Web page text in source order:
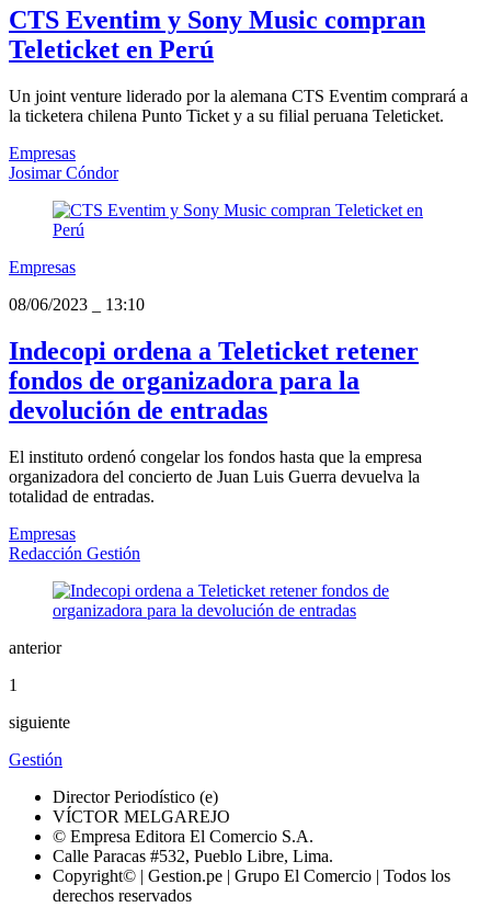
CTS Eventim y Sony Music compran
Teleticket en Perú
Un joint venture liderado por la alemana CTS Eventim comprará a
la ticketera chilena Punto Ticket y a su filial peruana Teleticket.
Empresas
Josimar Cóndor
Empresas
08/06/2023
13:10
Indecopi ordena a Teleticket retener
fondos de organizadora para la
devolución de entradas
El instituto ordenó congelar los fondos hasta que la empresa
organizadora del concierto de Juan Luis Guerra devuelva la
totalidad de entradas.
Empresas
Redacción Gestión
anterior
1
siguiente
Gestión
Director Periodístico (e)
VÍCTOR MELGAREJO
© Empresa Editora El Comercio S.A.
Calle Paracas #532, Pueblo Libre, Lima.
Copyright© | Gestion.pe | Grupo El Comercio | Todos los
derechos reservados